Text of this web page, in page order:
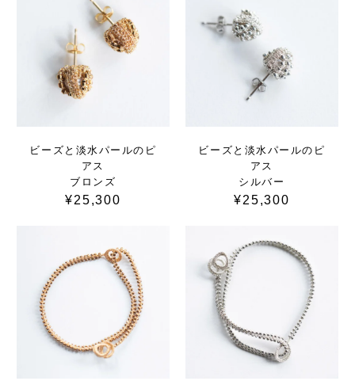
ビーズと淡水パールのピ
アス
ブロンズ
¥25,300
ビーズと淡水パールのピ
アス
シルバー
¥25,300